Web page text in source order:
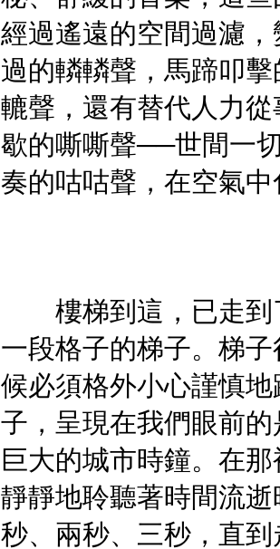
經過遙遠的空間過濾
過的轔轔聲，馬蹄叩
轆聲，還有替代人力
歇的嘶嘶聲──世間一
奏的咕咕聲，在空氣
樓梯到這，已走到
一段格子的梯子。梯
候必須格外小心謹慎
子，呈現在我們眼前
巨大的城市時鐘。在
靜靜地聆聽著時間流
秒、兩秒、三秒，直